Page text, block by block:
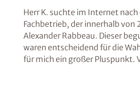
Herr K. suchte im Internet
Fachbetrieb, der innerhalb von
Alexander Rabbeau. Dieser
waren entscheidend für die
für mich ein großer Pluspunkt.